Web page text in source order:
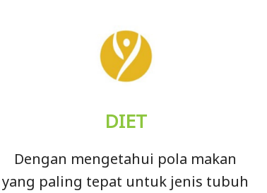
DIET
Dengan mengetahui pola makan
yang paling tepat untuk jenis tubuh